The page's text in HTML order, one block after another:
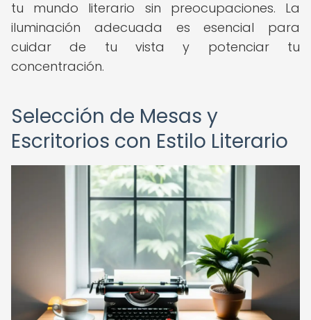
tu mundo literario sin preocupaciones. La
iluminación adecuada es esencial para
cuidar de tu vista y potenciar tu
concentración.
Selección de Mesas y
Escritorios con Estilo Literario